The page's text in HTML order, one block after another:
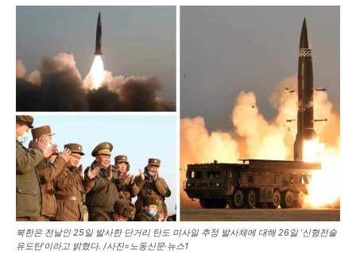
북한은 전날인 25일 발사한 단거리 탄도 미사일 추정 발사체에 대해 26일 ‘신형전술
유도탄’이라고 밝혔다. /사진=노동신문·뉴스1